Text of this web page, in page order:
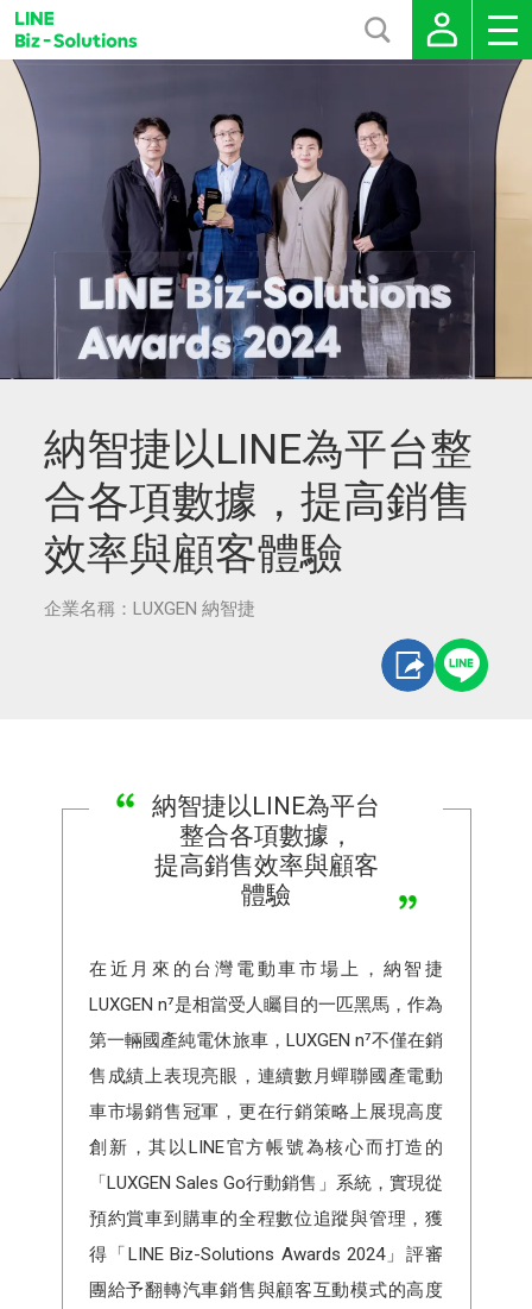
納智捷以LINE為平台整
合各項數據，提高銷售
效率與顧客體驗
企業名稱：LUXGEN 納智捷
納智捷以LINE為平台
整合各項數據，
提高銷售效率與顧客
體驗
在近月來的台灣電動車市場上，納智捷
LUXGEN n⁷是相當受人矚目的一匹黑馬，作為
第一輛國產純電休旅車，LUXGEN n⁷不僅在銷
售成績上表現亮眼，連續數月蟬聯國產電動
車市場銷售冠軍，更在行銷策略上展現高度
創新，其以LINE官方帳號為核心而打造的
「LUXGEN Sales Go行動銷售」系統，實現從
預約賞車到購車的全程數位追蹤與管理，獲
得「LINE Biz-Solutions Awards 2024」評審
團給予翻轉汽車銷售與顧客互動模式的高度